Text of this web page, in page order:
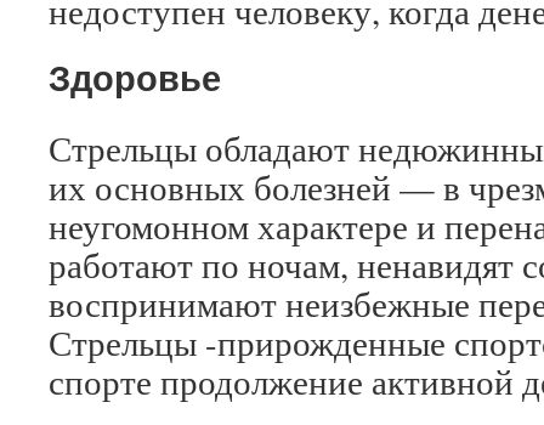
недоступен человеку, когда
Здоровье
Стрельцы обладают
их основных болезней — в
неугомонном характере и
работают по ночам, ненавидят
воспринимают неизбежные
Стрельцы -прирожденные
спорте продолжение активной